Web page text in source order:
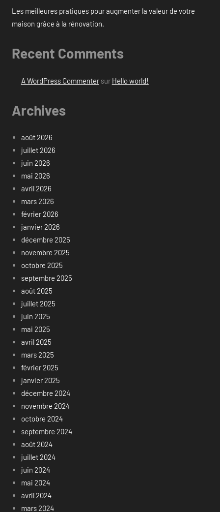
Les meilleures pratiques pour augmenter la valeur de votre
maison grâce à la rénovation.
Recent Comments
A WordPress Commentersur Hello world!
Archives
août 2026
juillet 2026
juin 2026
mai 2026
avril 2026
mars 2026
février 2026
janvier 2026
décembre 2025
novembre 2025
octobre 2025
septembre 2025
août 2025
juillet 2025
juin 2025
mai 2025
avril 2025
mars 2025
février 2025
janvier 2025
décembre 2024
novembre 2024
octobre 2024
septembre 2024
août 2024
juillet 2024
juin 2024
mai 2024
avril 2024
mars 2024